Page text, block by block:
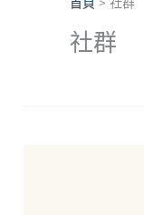
社群